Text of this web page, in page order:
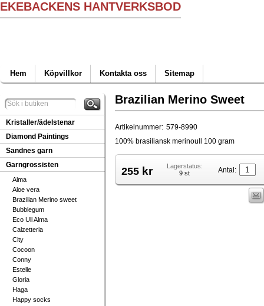
EKEBACKENS HANTVERKSBOD
Hem Köpvillkor Kontakta oss Sitemap
Kristaller/ädelstenar
Diamond Paintings
Sandnes garn
Garngrossisten
Alma
Aloe vera
Brazilian Merino sweet
Bubblegum
Eco Ull Alma
Calzetteria
City
Cocoon
Conny
Estelle
Gloria
Haga
Happy socks
Brazilian Merino Sweet
Artikelnummer: 579-8990
100% brasiliansk merinoull 100 gram
255 kr
Lagerstatus:
9 st
Antal: